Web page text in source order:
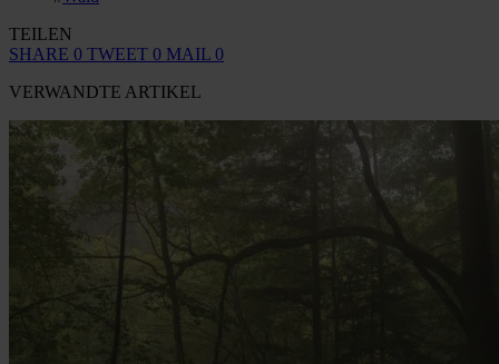
TEILEN
SHARE 0 TWEET 0 MAIL 0
VERWANDTE ARTIKEL